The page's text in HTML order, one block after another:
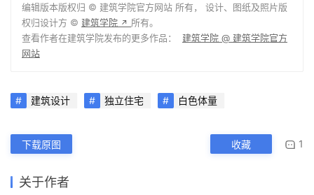
编辑版本版权归 © 建筑学院官方网站 所有， 设计、图纸及照片版
权归设计方 © 建筑学院 ↗ 所有。
查看作者在建筑学院发布的更多作品： 建筑学院 @ 建筑学院官方
网站
建筑设计 独立住宅 白色体量
下载原图 收藏 1
关于作者